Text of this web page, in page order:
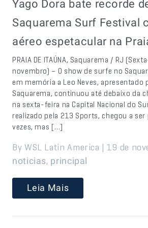
Yago Dora bate recorde
Saquarema Surf Festival
aéreo espetacular na
PRAIA DE ITAÚNA, Saquarema / RJ
novembro) – O show de surfe no
em memória a Leo Neves, apresentado
Saquarema, continuou até debaixo da
na sexta-feira na Capital Nacional do
realizado pela 213 Sports, chegou a
vezes, mas […]
By WSL Latin America | 19 de
noticias, principal
Leia Mais